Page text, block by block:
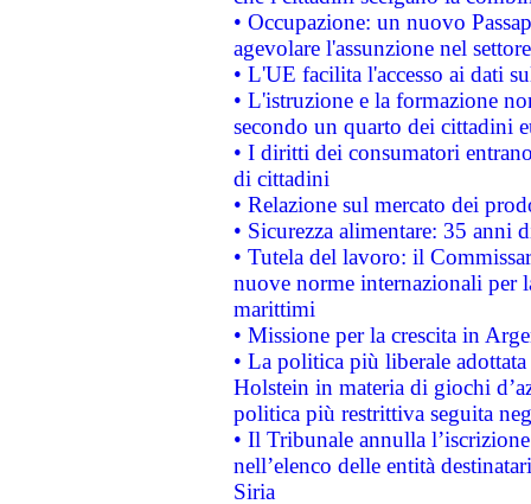
• Occupazione: un nuovo
agevolare l'assunzione nel
• L'UE facilita l'accesso ai dati
• L'istruzione e la formazione
secondo un quarto dei cittadini
• I diritti dei consumatori
di cittadini
• Relazione sul mercato dei
• Sicurezza alimentare: 35 anni
• Tutela del lavoro: il
nuove norme internazionali per
marittimi
• Missione per la crescita in
• La politica più liberale
Holstein in materia di giochi
politica più restrittiva seguita
• Il Tribunale annulla
nell’elenco delle entità
Siria